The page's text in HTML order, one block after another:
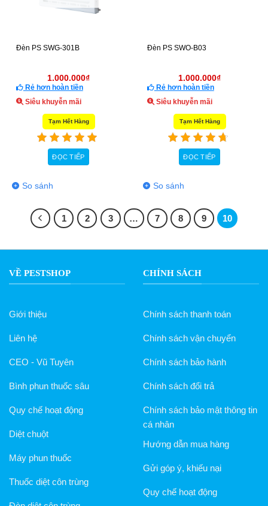
Đèn PS SWG-301B
1.000.000₫
Rẻ hơn hoàn tiền
Siêu khuyễn mãi
Tạm Hết Hàng
ĐỌC TIẾP
So sánh
Đèn PS SWO-B03
1.000.000₫
Rẻ hơn hoàn tiền
Siêu khuyễn mãi
Tạm Hết Hàng
ĐỌC TIẾP
So sánh
1 2 3 … 7 8 9 10
VỀ PESTSHOP
Giới thiệu
Liên hệ
CEO - Vũ Tuyên
Bình phun thuốc sâu
Quy chế hoạt động
Diệt chuột
Máy phun thuốc
Thuốc diệt côn trùng
CHÍNH SÁCH
Chính sách thanh toán
Chính sách vận chuyển
Chính sách bảo hành
Chính sách đổi trả
Chính sách bảo mật thông tin
cá nhân
Hướng dẫn mua hàng
Gửi góp ý, khiếu nại
Quy chế hoạt động